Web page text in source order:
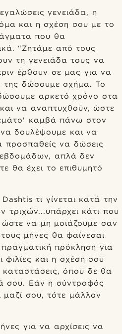
γενειάδα, η
και η σχέση σου με το
που θα
“Ζητάμε από τους
τη γενειάδα τους να
έρθουν σε μας για να
της δώσουμε σχήμα. Το
αρκετό χρόνο στα
να αναπτυχθούν, ώστε
καμβά πάνω στον
δουλέψουμε και να
προσπαθείς να δώσεις
απλά δεν
θα έχει το επιθυμητό
τι γίνεται κατά την
τριχών...υπάρχει κάτι που
να μη μοιάζουμε σαν
μήνες θα φαίνεσαι
πρόκληση για
φιλίες και η σχέση σου
όπου δε θα
σου. Εάν η σύντροφός
μαζί σου, τότε μάλλον
για να αρχίσεις να